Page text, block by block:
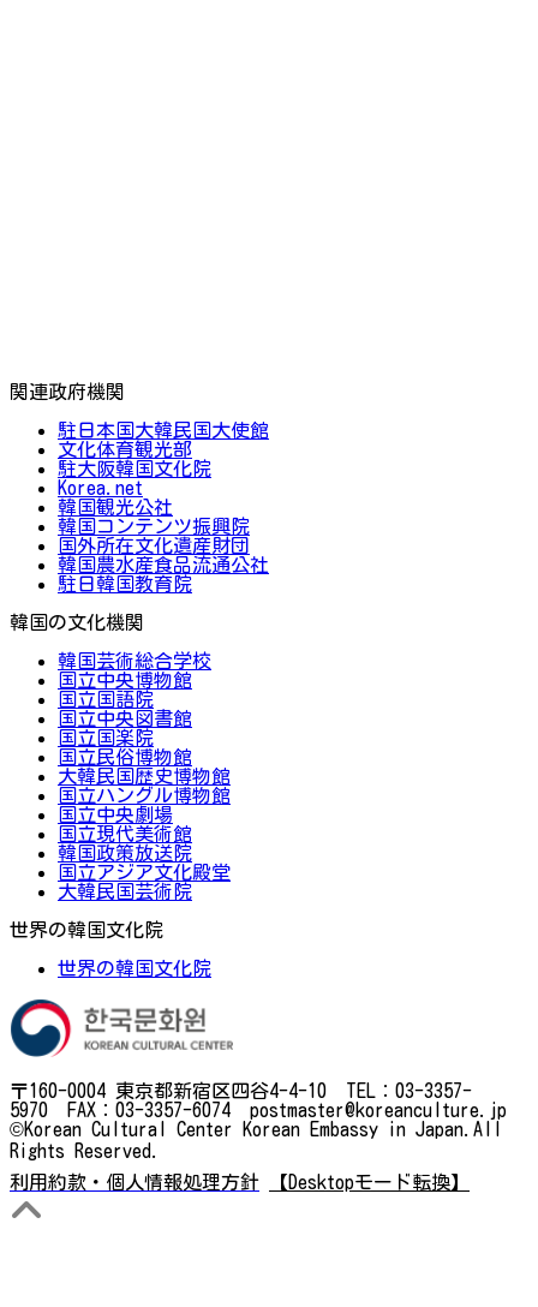
関連政府機関
駐日本国大韓民国大使館
文化体育観光部
駐大阪韓国文化院
Korea.net
韓国観光公社
韓国コンテンツ振興院
国外所在文化遺産財団
韓国農水産食品流通公社
駐日韓国教育院
韓国の文化機関
韓国芸術総合学校
国立中央博物館
国立国語院
国立中央図書館
国立国楽院
国立民俗博物館
大韓民国歴史博物館
国立ハングル博物館
国立中央劇場
国立現代美術館
韓国政策放送院
国立アジア文化殿堂
大韓民国芸術院
世界の韓国文化院
世界の韓国文化院
〒160-0004 東京都新宿区四谷4-4-10 TEL：03-3357-
5970 FAX：03-3357-6074 postmaster@koreanculture.jp
©Korean Cultural Center Korean Embassy in Japan.All
Rights Reserved.
利用約款・個人情報処理方針
【Desktopモード転換】